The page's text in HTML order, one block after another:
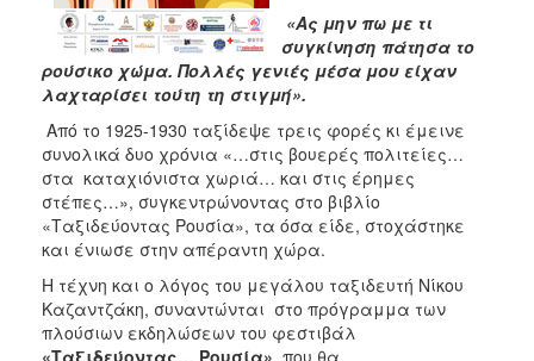
«Ας μην πω με τι
συγκίνηση πάτησα το
ρούσικο χώμα. Πολλές γενιές μέσα μου είχαν
λαχταρίσει τούτη τη στιγμή».
Από το 1925-1930 ταξίδεψε τρεις φορές κι έμεινε
συνολικά δυο χρόνια «…στις βουερές πολιτείες…
στα καταχιόνιστα χωριά… και στις έρημες
στέπες…», συγκεντρώνοντας στο βιβλίο
«Ταξιδεύοντας Ρουσία», τα όσα είδε, στοχάστηκε
και ένιωσε στην απέραντη χώρα.
Η τέχνη και ο λόγος του μεγάλου ταξιδευτή Νίκου
Καζαντζάκη, συναντώνται στο πρόγραμμα των
πλούσιων εκδηλώσεων του φεστιβάλ
«Ταξιδεύοντας… Ρουσία», που θα